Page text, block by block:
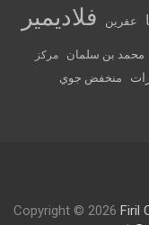
عفرين
فلاديمير
محمد بن سلمان
مركز
منخفض جوي
Copyright © 2026 Firil